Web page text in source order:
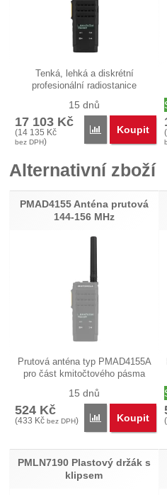
Tenká, lehká a diskrétní
profesionální radiostanice
15 dnů
17 103 Kč
(14 135 Kč
bez DPH)
Porovnat
Koupit (
Alternativní zboží
PMAD4155 Anténa prutová
144-156 MHz
Prutová anténa typ PMAD4155A
pro část kmitočtového pásma
15 dnů
524 Kč
(433 Kč bez DPH) Porovnat
Koupit (
PMLN7190 Plastový držák s
klipsem